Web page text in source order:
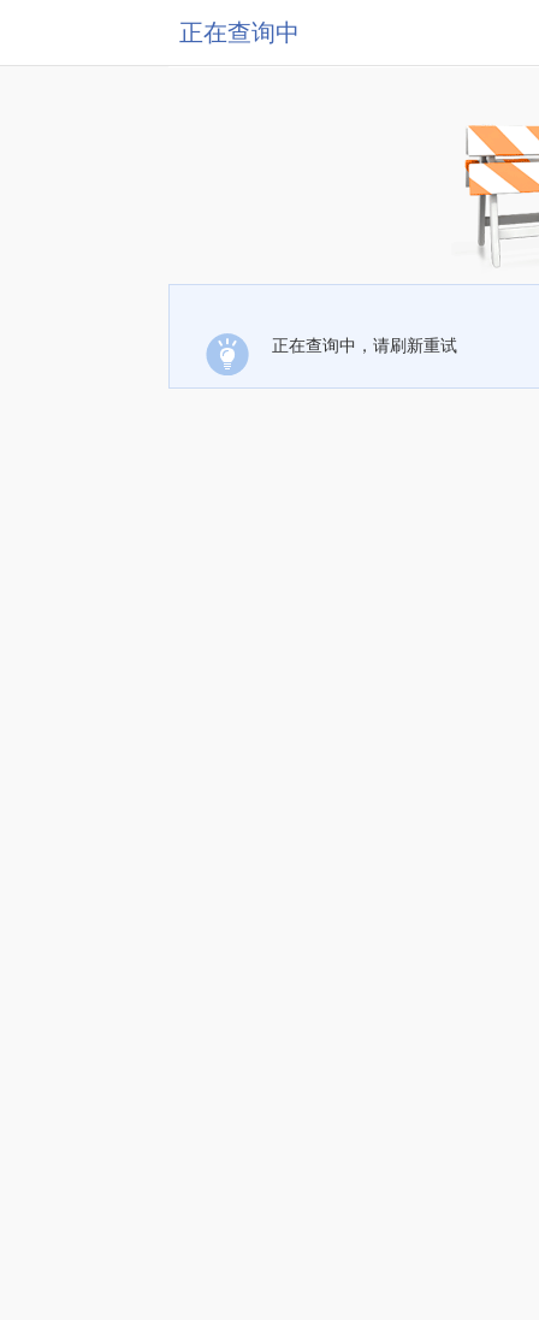
正在查询中
正在查询中，请刷新重试